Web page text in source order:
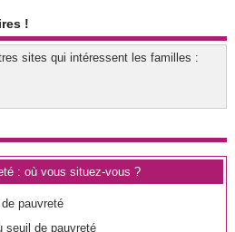
!
sites qui intéressent les familles :
: où vous situez-vous ?
pauvreté
seuil de pauvreté